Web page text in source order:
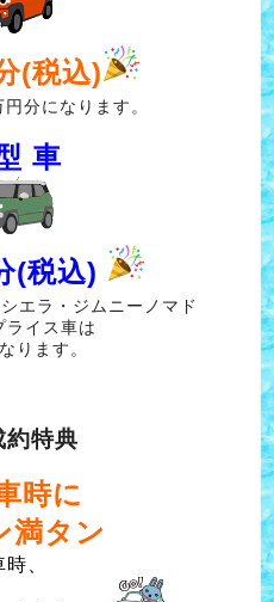
(税込)
分になります。
車
(税込)
エラ・ジムニーノマド
ライス車は
ります。
特典
時に
満タン
、